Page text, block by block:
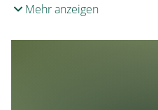
Mehr anzeigen